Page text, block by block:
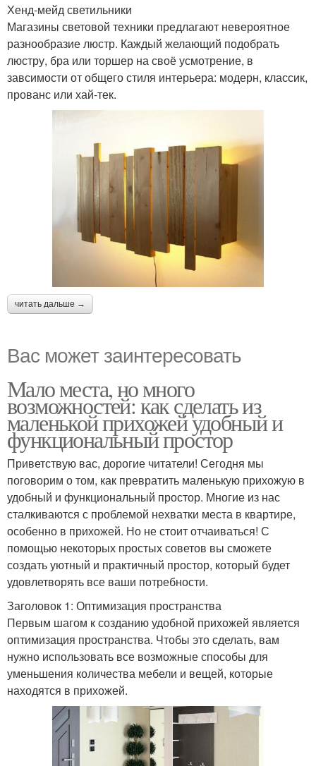
Хенд-мейд светильники
Магазины световой техники предлагают невероятное
разнообразие люстр. Каждый желающий подобрать
люстру, бра или торшер на своё усмотрение, в
завсимости от общего стиля интерьера: модерн, классик,
прованс или хай-тек.
читать дальше →
Вас может заинтересовать
Мало места, но много
возможностей: как сделать из
маленькой прихожей удобный и
функциональный простор
Приветствую вас, дорогие читатели! Сегодня мы
поговорим о том, как превратить маленькую прихожую в
удобный и функциональный простор. Многие из нас
сталкиваются с проблемой нехватки места в квартире,
особенно в прихожей. Но не стоит отчаиваться! С
помощью некоторых простых советов вы сможете
создать уютный и практичный простор, который будет
удовлетворять все ваши потребности.
Заголовок 1: Оптимизация пространства
Первым шагом к созданию удобной прихожей является
оптимизация пространства. Чтобы это сделать, вам
нужно использовать все возможные способы для
уменьшения количества мебели и вещей, которые
находятся в прихожей.